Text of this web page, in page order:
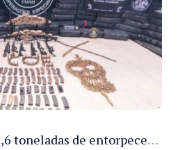
PMAM apreende 16,6 toneladas de entorpecentes e registra aumento nas prisões em flagrante e nas capturas de foragidos no primeiro semestre de 2026